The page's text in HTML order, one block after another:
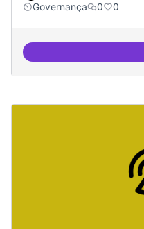
Governança
0 0